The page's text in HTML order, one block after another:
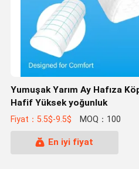
Yumuşak Yarım Ay Hafıza
Hafif Yüksek yoğunluk
Fiyat：5.5$-9.5$ MOQ：100
En iyi fiyat